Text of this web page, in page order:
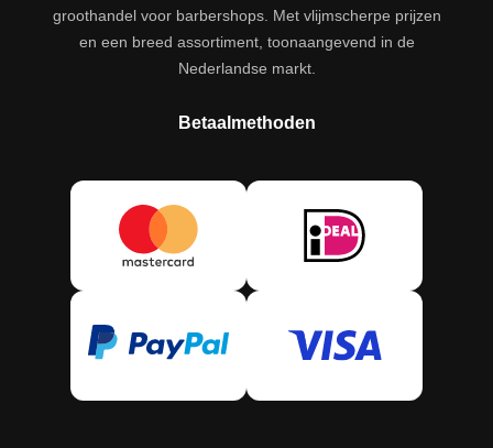
groothandel voor barbershops. Met vlijmscherpe prijzen
en een breed assortiment, toonaangevend in de
Nederlandse markt.
Betaalmethoden